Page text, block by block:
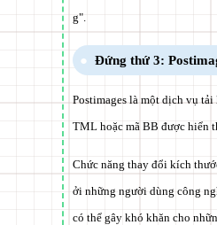
g".
Đứng thứ 3:
Postimages là một dịch vụ
TML hoặc mã BB được hiển
Chức năng thay đổi kích
ởi những người dùng công
có thể gây khó khăn cho